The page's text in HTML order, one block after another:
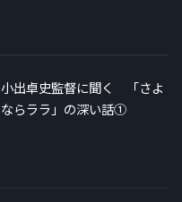
小出卓史監督に聞く 「さよ
ならララ」の深い話①